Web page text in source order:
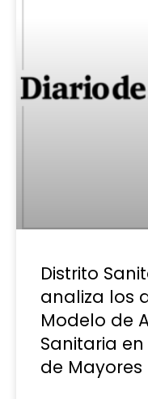
Distrito
analiza los
Modelo de
Sanitaria
de Mayores